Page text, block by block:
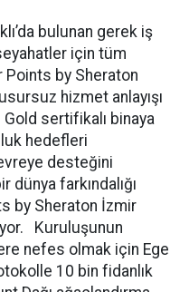
bulunan gerek iş
için tüm
Points by Sheraton
hizmet anlayışı
Gold sertifikalı binaya
hedefleri
desteğini
farkındalığı
by Sheraton İzmir
Kuruluşunun
nefes olmak için Ege
10 bin fidanlık